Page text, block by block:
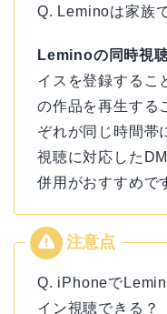
Q. Leminoは家族
Leminoの同時視
イスを登録するこ
の作品を再生する
ぞれが同じ時間帯
視聴に対応した
併用がおすすめで
Q. iPhoneで
イン視聴できる？